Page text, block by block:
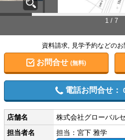
1 / 7
資料請求, 見学予約などの
お問合せ (無料)
電話お問合せ：
店舗名
株式会社グローバル
担当者名
担当：宮下 雅学